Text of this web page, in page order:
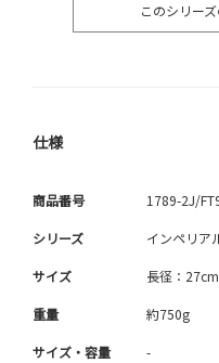
このシリー
仕様
商品番号 1789-2J/
シリーズ インペリア
サイズ 長径：
重量 約750g
サイズ・容量 -